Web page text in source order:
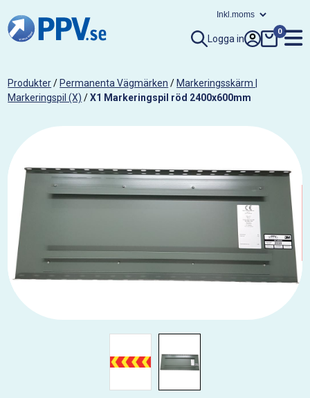
Logga in
0
Produkter/ Permanenta Vägmärken / Markeringsskärm |
Markeringspil (X) /X1 Markeringspil röd 2400x600mm